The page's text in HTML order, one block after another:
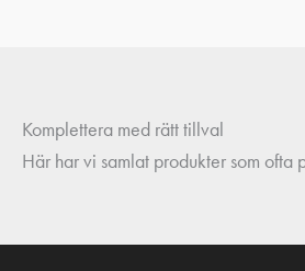
Komplettera med rätt tillval
Här har vi samlat produkter som ofta